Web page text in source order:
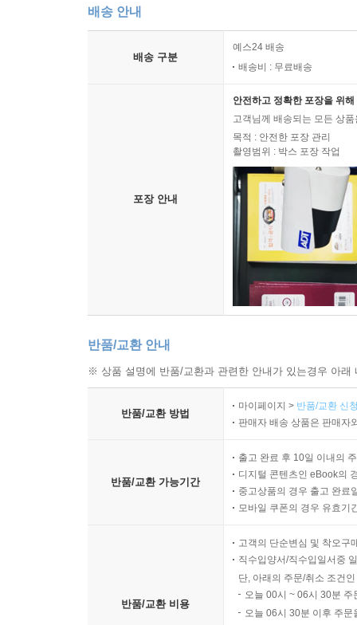
배송 안내
배송 구분
예스24 배송
배송비 : 무료배송
포장 안내
안전하고 정확한 포장을 위
고객님께 배송되는 모든 상
목적 : 안전한 포장 관리
촬영범위 : 박스 포장 작업
반품/교환 안내
※ 상품 설명에 반품/교환과 관련한 안내가 있는경우 아
반품/교환 방법
마이페이지 > 반품/교환 신
판매자 배송 상품은 판매자
반품/교환 가능기간
출고 완료 후 10일 이내의
디지털 콘텐츠인 eBook의
중고상품의 경우 출고 완료
모바일 쿠폰의 경우 유효기
반품/교환 비용
고객의 단순변심 및 착오구
직수입양서/직수입일서중
단, 아래의 주문/취소 조건
오늘 00시 ~ 06시 30분
오늘 06시 30분 이후 주